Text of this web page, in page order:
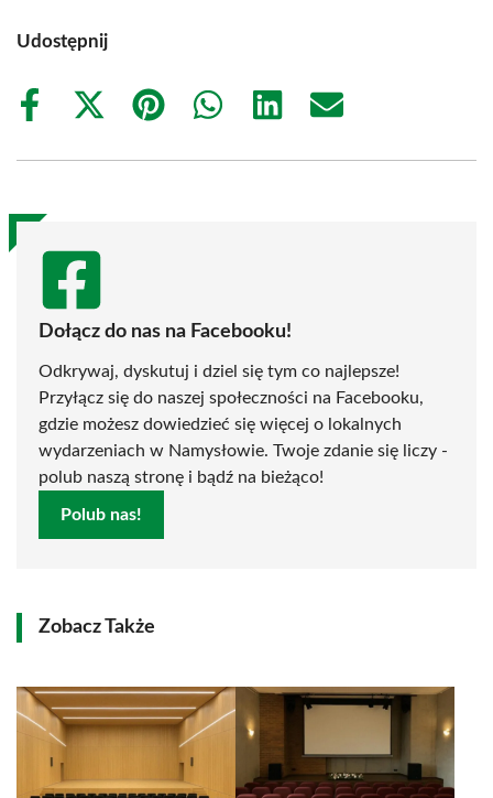
Udostępnij
Share
Share
(Twitter)
Share
Share
Share
Share
Dołącz do nas na Facebooku!
Odkrywaj, dyskutuj i dziel się tym co najlepsze!
Przyłącz się do naszej społeczności na Facebooku,
gdzie możesz dowiedzieć się więcej o lokalnych
wydarzeniach w Namysłowie. Twoje zdanie się liczy -
polub naszą stronę i bądź na bieżąco!
Polub nas!
Zobacz Także